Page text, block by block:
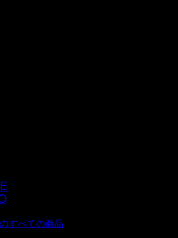
すべての商品